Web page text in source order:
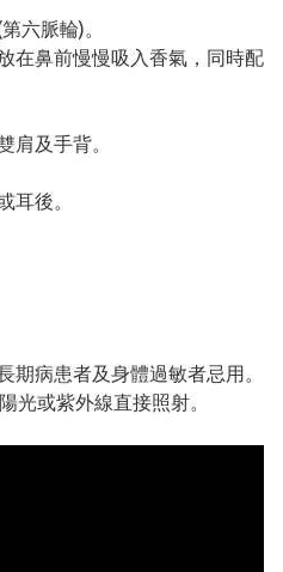
六脈輪)。
在鼻前慢慢吸入香氣，同時配
肩及手背。
耳後。
期病患者及身體過敏者忌用。
光或紫外線直接照射。